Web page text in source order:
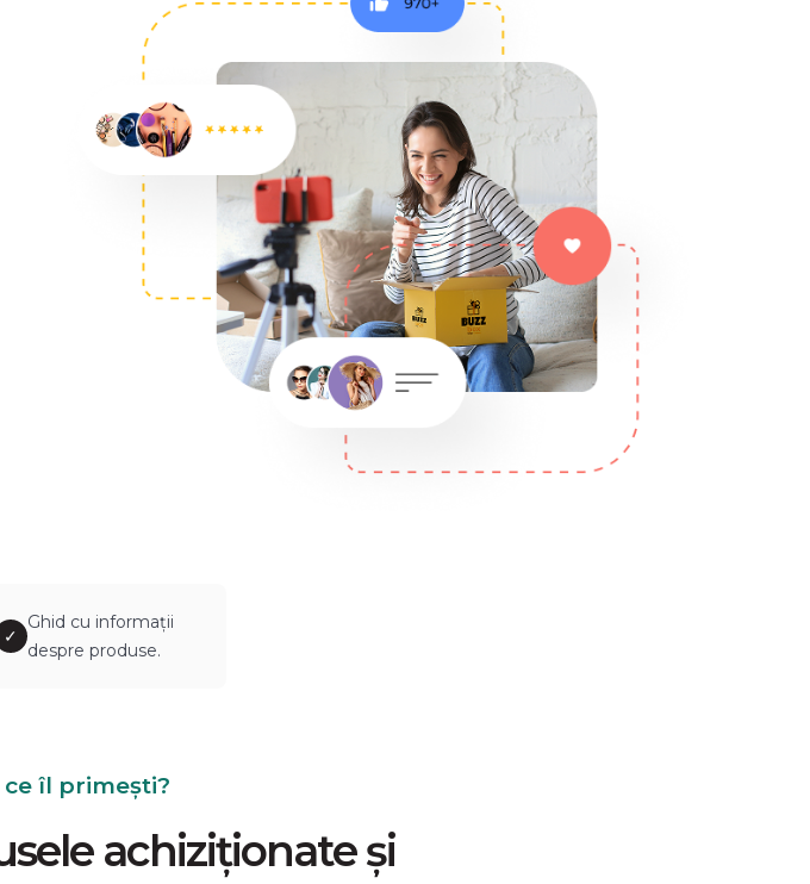
✓
Ghid cu informații
despre produse.
îl primești?
achiziționate și